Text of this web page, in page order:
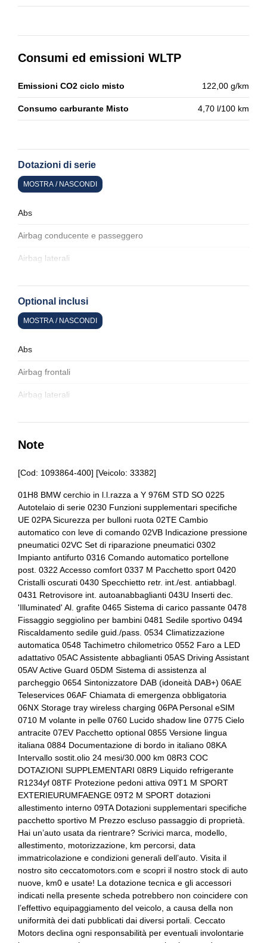
Consumi ed emissioni WLTP
Emissioni CO2 ciclo misto 122,00 g/km
Consumo carburante Misto 4,70 l/100 km
Dotazioni di serie
MOSTRA / NASCONDI
Abs
Airbag conducente e passeggero
Airbag laterali
Alzacristalli elettrici
Antifurto
Assistente al parcheggio
Attacchi isofix per seggiolini
Badge esterno identificativo
Cambio automatico
Console centrale multifunzione
Controllo della trazione
Differenziale autobloccante elettronico
Fari a led
Fari con accensione automatica + sensore pioggia
Freno di stazionamento elettrico
Illuminazione ambientale
Illuminazione bagagliaio
Indicatore cambio marcia
Interni personalizzazione colori
Kit riparazione pneumatici / tirefit
Luci di emergenza
Pacchetto sicurezza
Personalizzazioni linea e stile
Portabicchiere
Presa 12v aggiuntiva
Protezione motore
Radio dab
Optional inclusi
MOSTRA / NASCONDI
Abs
Airbag frontali
Airbag laterali
Alzacristalli elettrici
Assistente alla frenata
Badge esterno identificativo
Bracciolo anteriore
Cambio automatico
Cerchi in lega da 18
Chiavi e telecomandi
Climatizzatore
Controllo della stabilità
Controllo della trazione
Cornering brake control
Differenziale autobloccante elettronico
Fari a led
Fari automatici e sensore pioggia
Freno di stazionamento elettrico
Illuminazione ambientale
Illuminazione bagagliaio
Impianto audio con 6 altoparlanti
Impianto di scarico
Indicatore pressione pneumatici
Note
[Cod: 1093864-400] [Veicolo: 33382]
01H8 BMW cerchio in l.l.razza a Y 976M STD SO 0225
Autotelaio di serie 0230 Funzioni supplementari specifiche
UE 02PA Sicurezza per bulloni ruota 02TE Cambio
automatico con leve di comando 02VB Indicazione pressione
pneumatici 02VC Set di riparazione pneumatici 0302
Impianto antifurto 0316 Comando automatico portellone
post. 0322 Accesso comfort 0337 M Pacchetto sport 0420
Cristalli oscurati 0430 Specchietto retr. int./est. antiabbagl.
0431 Retrovisore int. autoanabbaglianti 043U Inserti dec.
'Illuminated' Al. grafite 0465 Sistema di carico passante 0478
Fissaggio seggiolino per bambini 0481 Sedile sportivo 0494
Riscaldamento sedile guid./pass. 0534 Climatizzazione
automatica 0548 Tachimetro chilometrico 0552 Faro a LED
adattativo 05AC Assistente abbaglianti 05AS Driving Assistant
05AV Active Guard 05DM Sistema di assistenza al
parcheggio 0654 Sintonizzatore DAB (idoneità DAB+) 06AE
Teleservices 06AF Chiamata di emergenza obbligatoria
06NX Storage tray wireless charging 06PA Personal eSIM
0710 M volante in pelle 0760 Lucido shadow line 0775 Cielo
antracite 07EV Pacchetto optional 0855 Versione lingua
italiana 0884 Documentazione di bordo in italiano 08KA
Intervallo sostit.olio 24 mesi/30.000 km 08R3 COC
DOTAZIONI SUPPLEMENTARI 08R9 Liquido refrigerante
R1234yf 08TF Protezione pedoni attiva 09T1 M SPORT
EXTERIEURUMFAENGE 09T2 M SPORT dotazioni
allestimento interno 09TA Dotazioni supplementari specifiche
pacchetto sportivo M Prezzo escluso passaggio di proprietà.
Hai un’auto usata da rientrare? Scrivici marca, modello,
allestimento, motorizzazione, km percorsi, data
immatricolazione e condizioni generali dell’auto. Visita il
nostro sito ceccatomotors.com e scopri il nostro stock di auto
nuove, km0 e usate! La dotazione tecnica e gli accessori
indicati nella presente scheda potrebbero non coincidere con
l’effettivo equipaggiamento del veicolo, a causa della non
uniformità dei dati pubblicati dai diversi portali. Ceccato
Motors declina ogni responsabilità per eventuali involontarie